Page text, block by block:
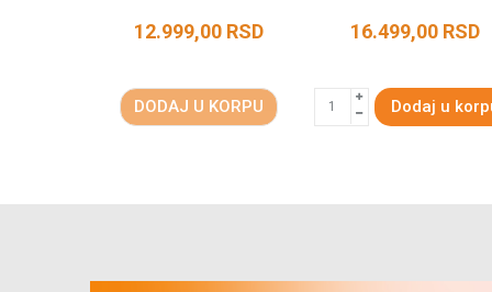
12.999,00 RSD
DODAJ U KORPU
16.499,00 RSD
Dodaj u